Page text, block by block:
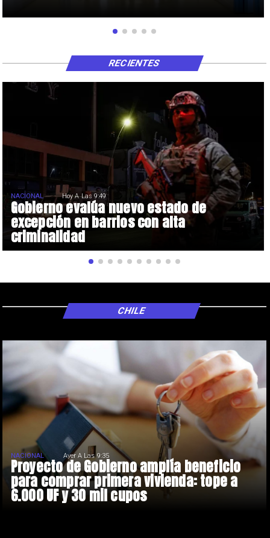
Gobierno evalúa nuevo estado de
excepción en barrios con alta
criminalidad
NACIONAL Hoy A Las 9:49
RECIENTES
Proyecto de Gobierno amplía beneficio
para comprar primera vivienda: tope a
6.000 UF y 30 mil cupos
NACIONAL Ayer A Las 9:35
CHILE